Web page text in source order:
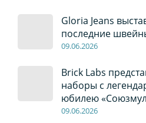
Gloria Jeans
последние
09.06.2026
Brick Labs
наборы с
юбилею
09.06.2026